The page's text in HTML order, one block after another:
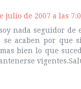
julio de 2007 a las
nada seguidor de
se acaben por que
bien lo que